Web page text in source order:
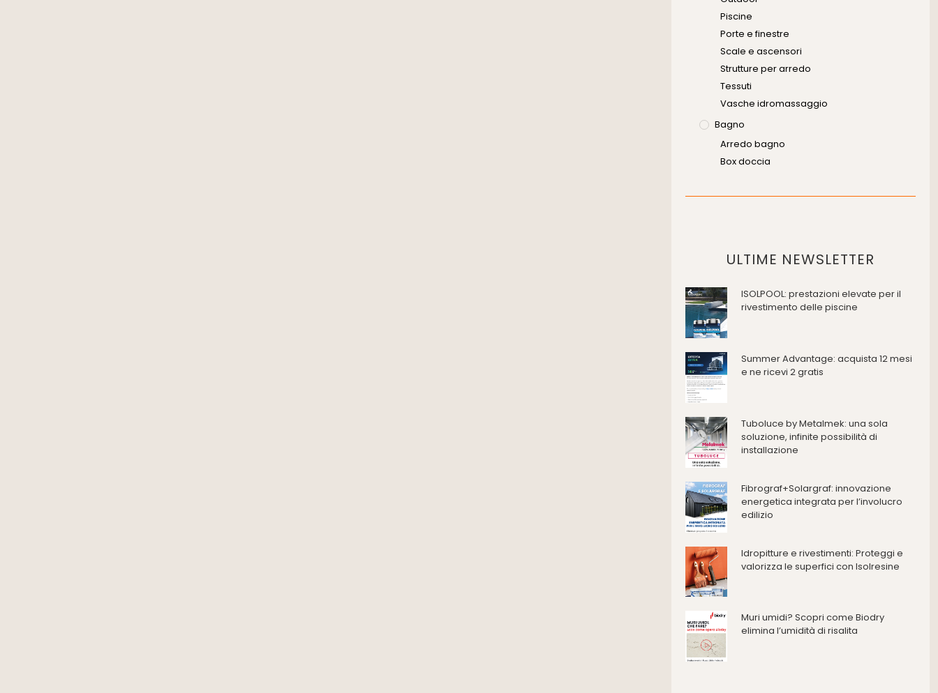
Piscine
Porte e finestre
Scale e ascensori
Strutture per arredo
Tessuti
Vasche idromassaggio
Bagno
Arredo bagno
Box doccia
Placche di comando per wc
Termostati
Accessori
Antincendio e sicurezza
Attrezzature manuali
Cappe d'aspirazione
Consolidamento
Deumidificazione
Domotica e impianti elettrici
Energie rinnovabili
Impermeabilizzazione
Impianti idrici e depurazione
Impianti termici e climatizzazione
Isolamento
Materiali da costruzione
Pannelli
Pareti Interne
Reti di adduzione gas
ULTIME NEWSLETTER
ISOLPOOL: prestazioni elevate per il
rivestimento delle piscine
Summer Advantage: acquista 12 mesi
e ne ricevi 2 gratis
Tuboluce by Metalmek: una sola
soluzione, infinite possibilità di
installazione
Fibrograf+Solargraf: innovazione
energetica integrata per l’involucro
edilizio
Idropitture e rivestimenti: Proteggi e
valorizza le superfici con Isolresine
Muri umidi? Scopri come Biodry
elimina l’umidità di risalita